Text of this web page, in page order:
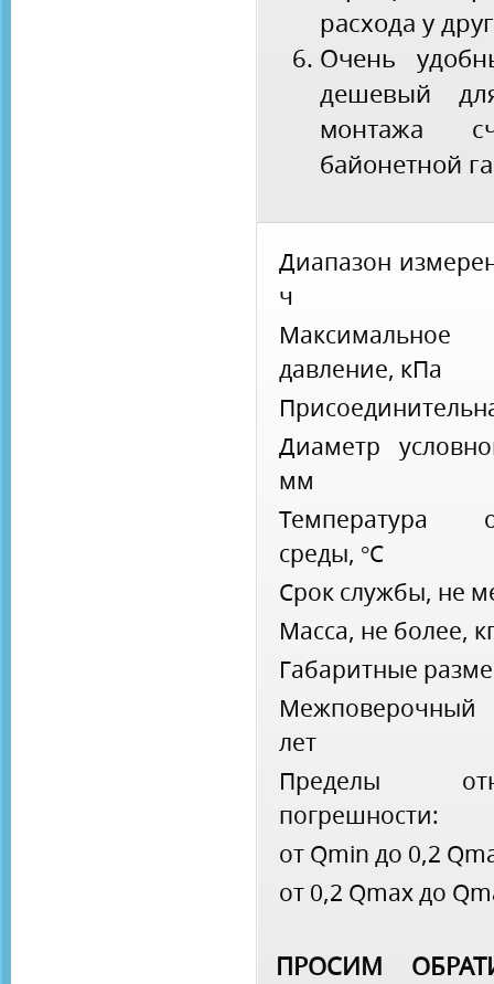
расхода у
Очень
дешевый
монтажа
байонетной
Диапазон
ч
Максимальное
давление, кПа
Диаметр
мм
Температура
среды, °C
Срок службы, не
Масса, не более,
Габаритные
лет
Пределы
погрешности:
от Qmin до 0,2
от 0,2 Qmax до
ПРОСИМ